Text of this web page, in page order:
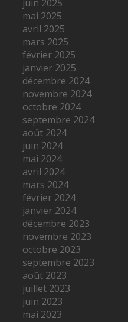
juin 2025
mai 2025
avril 2025
mars 2025
février 2025
janvier 2025
décembre 2024
novembre 2024
octobre 2024
septembre 2024
août 2024
juin 2024
mai 2024
avril 2024
mars 2024
février 2024
janvier 2024
décembre 2023
novembre 2023
octobre 2023
septembre 2023
août 2023
juillet 2023
juin 2023
mai 2023